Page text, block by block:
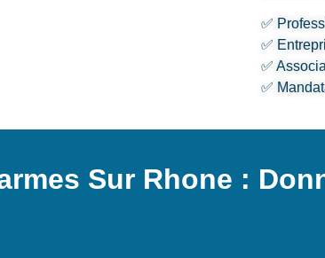
✅
✅
✅
✅
Sur Rhone :